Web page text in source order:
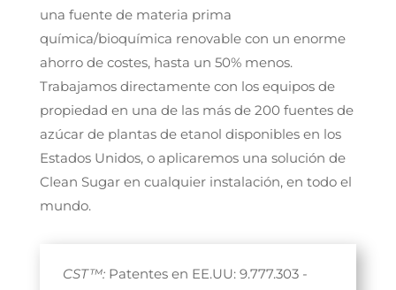
una fuente de materia prima
química/bioquímica renovable con un enorme
ahorro de costes, hasta un 50% menos.
Trabajamos directamente con los equipos de
propiedad en una de las más de 200 fuentes de
azúcar de plantas de etanol disponibles en los
Estados Unidos, o aplicaremos una solución de
Clean Sugar en cualquier instalación, en todo el
mundo.
CST™: Patentes en EE.UU: 9.777.303-